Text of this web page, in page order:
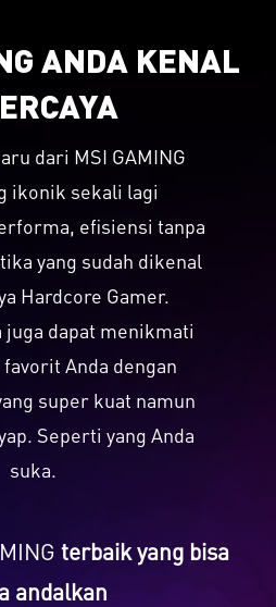
ANDA KENAL
dari MSI GAMING
ikonik sekali lagi
efisiensi tanpa
yang sudah dikenal
Hardcore Gamer.
juga dapat menikmati
Anda dengan
super kuat namun
Seperti yang Anda
suka.
terbaik yang bisa
andalkan